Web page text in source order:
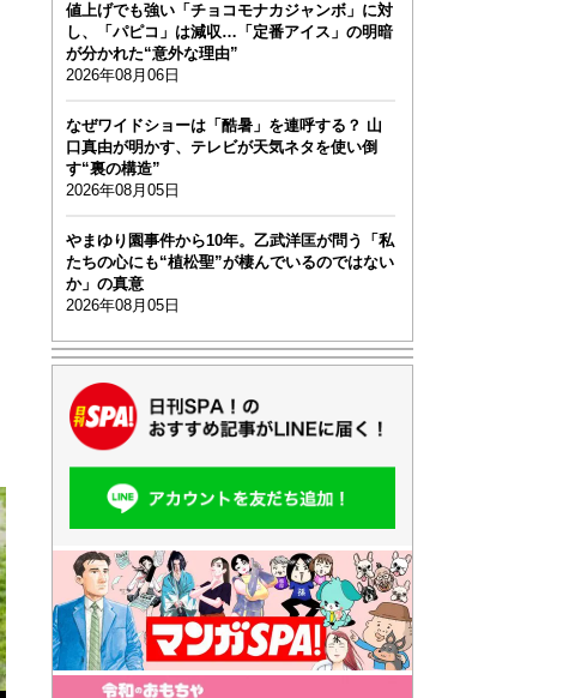
値上げでも強い「チョコモナカジャンボ」に対
し、「パピコ」は減収…「定番アイス」の明暗
が分かれた“意外な理由”
2026年08月06日
なぜワイドショーは「酷暑」を連呼する？ 山
口真由が明かす、テレビが天気ネタを使い倒
す“裏の構造”
2026年08月05日
やまゆり園事件から10年。乙武洋匡が問う「私
たちの心にも“植松聖”が棲んでいるのではない
か」の真意
2026年08月05日